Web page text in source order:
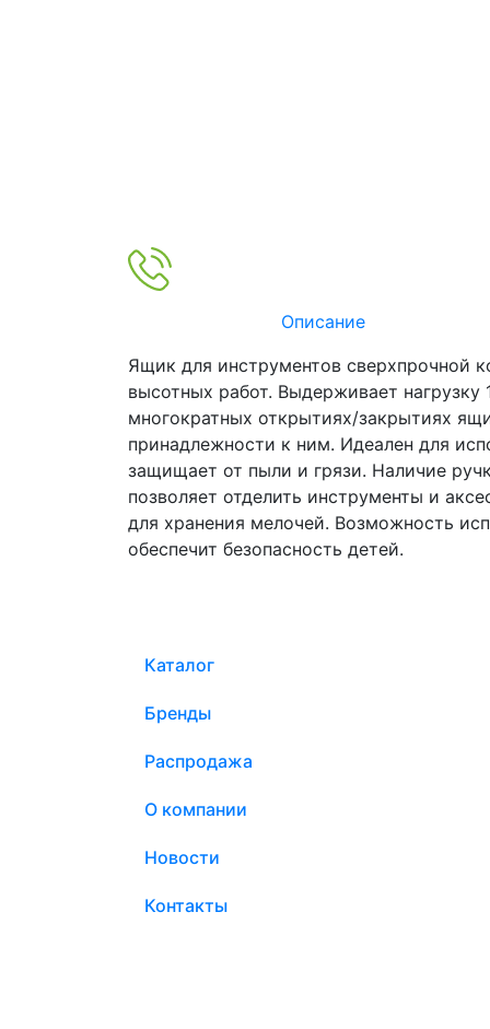
Описание
Ящик для инструментов сверхпрочной
высотных работ. Выдерживает
многократных открытиях/закрытиях
принадлежности к ним. Идеален для
защищает от пыли и грязи. Наличие
позволяет отделить инструменты и
для хранения мелочей. Возможность
обеспечит безопасность детей.
Каталог
Бренды
Распродажа
О компании
Новости
Контакты